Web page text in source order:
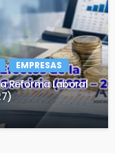
EMPRESAS
Reforma Laboral